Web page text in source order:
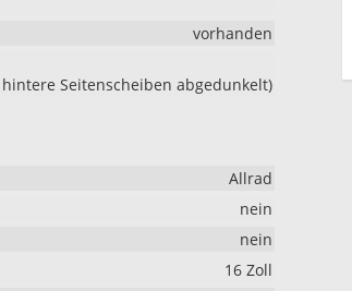
vorhanden
Seitenscheiben abgedunkelt)
Allrad
nein
nein
16 Zoll